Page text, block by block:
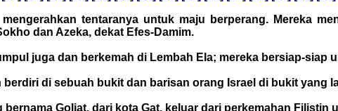
tentaranya untuk maju berperang. Mereka
dan Azeka, dekat Efes-Damim.
juga dan berkemah di Lembah Ela; mereka bersiap-siap
di sebuah bukit dan barisan orang Israel di bukit yang
Goliat, dari kota Gat, keluar dari perkemahan